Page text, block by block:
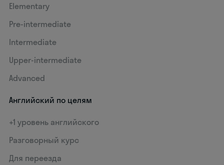
Elementary
Pre-intermediate
Intermediate
Upper-intermediate
Advanced
Английский по целям
+1 уровень английского
Разговорный курс
Для переезда